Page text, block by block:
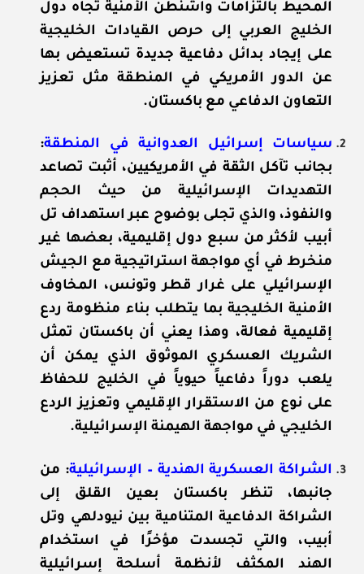
المحيط بالتزامات واشنطن الأمنية تجاه دول
الخليج العربي إلى حرص القيادات الخليجية
على إيجاد بدائل دفاعية جديدة تستعيض بها
عن الدور الأمريكي في المنطقة مثل تعزيز
التعاون الدفاعي مع باكستان.
سياسات إسرائيل العدوانية في المنطقة:
بجانب تآكل الثقة في الأمريكيين، أثبت تصاعد
التهديدات الإسرائيلية من حيث الحجم
والنفوذ، والذي تجلى بوضوح عبر استهداف تل
أبيب لأكثر من سبع دول إقليمية، بعضها غير
منخرط في أي مواجهة استراتيجية مع الجيش
الإسرائيلي على غرار قطر وتونس، المخاوف
الأمنية الخليجية بما يتطلب بناء منظومة ردع
إقليمية فعالة، وهذا يعني أن باكستان تمثل
الشريك العسكري الموثوق الذي يمكن أن
يلعب دوراً دفاعياً حيوياً في الخليج للحفاظ
على نوع من الاستقرار الإقليمي وتعزيز الردع
الخليجي في مواجهة الهيمنة الإسرائيلية.
الشراكة العسكرية الهندية – الإسرائيلية: من
جانبها، تنظر باكستان بعين القلق إلى
الشراكة الدفاعية المتنامية بين نيودلهي وتل
أبيب، والتي تجسدت مؤخرًا في استخدام
الهند المكثف لأنظمة أسلحة إسرائيلية